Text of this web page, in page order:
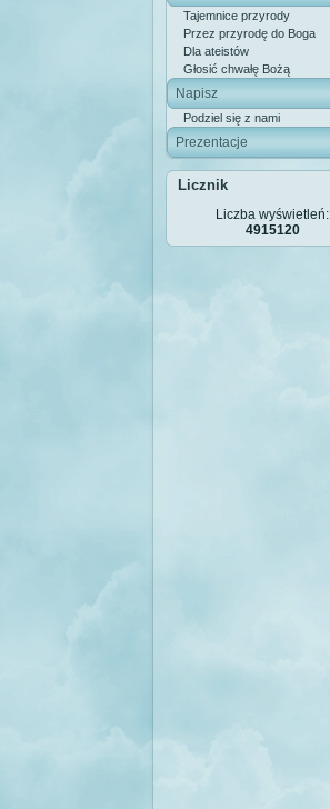
Tajemnice przyrody
Przez przyrodę do Boga
Dla ateistów
Głosić chwałę Bożą
Napisz
Podziel się z nami
Prezentacje
Licznik
Liczba wyświetleń:
4915120